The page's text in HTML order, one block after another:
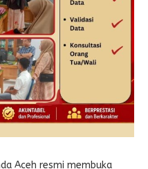
Aceh resmi membuka